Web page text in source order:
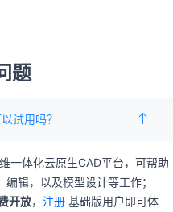
题
试用吗？
一体化云原生CAD平台，可帮助
辑，以及模型设计等工作；
开放， 注册 基础版用户即可体